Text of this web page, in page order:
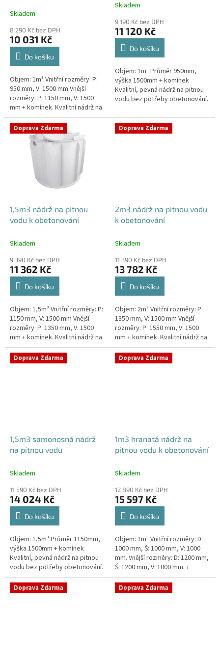
Skladem
8 290 Kč bez DPH
10 031 Kč
Do košíku
Objem: 1m³ Vnitřní rozměry: P:
950 mm, V: 1500 mm Vnější
rozměry: P: 1150 mm, V: 1500
mm + komínek. Kvalitní nádrž na
pitnou vodu pod parkovací
stání. Průměr a umístění všech...
Průměrné
produktu
je
5,0
hvězdiček.
Skladem
9 190 Kč bez DPH
11 120 Kč
Do košíku
Objem: 1m³ Průměr 950mm,
výška 1500mm + komínek
Kvalitní, pevná nádrž na pitnou
vodu bez potřeby obetonování.
prostupů pro potrubí a hadice
specifikujte...
Doprava Zdarma
1,5m3 nádrž na pitnou
vodu k obetonování
Skladem
9 390 Kč bez DPH
11 362 Kč
Do košíku
Objem: 1,5m³ Vnitřní rozměry: P:
1150 mm, V: 1500 mm Vnější
rozměry: P: 1350 mm, V: 1500
mm + komínek. Kvalitní nádrž na
pitnou vodu pod parkovací
stání. Průměr a umístění všech...
Doprava Zdarma
2m3 nádrž na pitnou vodu
k obetonování
Skladem
11 390 Kč bez DPH
13 782 Kč
Do košíku
Objem: 2m³ Vnitřní rozměry: P:
1350 mm, V: 1500 mm Vnější
rozměry: P: 1550 mm, V: 1500
mm + komínek. Kvalitní nádrž na
pitnou vodu pod parkovací
stání. Průměr a umístění všech...
Doprava Zdarma
1,5m3 samonosná nádrž
na pitnou vodu
Skladem
11 590 Kč bez DPH
14 024 Kč
Do košíku
Objem: 1,5m³ Průměr 1150mm,
výška 1500mm + komínek
Kvalitní, pevná nádrž na pitnou
vodu bez potřeby obetonování.
Průměr a umístění všech
prostupů pro potrubí a hadice...
Doprava Zdarma
1m3 hranatá nádrž na
pitnou vodu k obetonování
Skladem
12 890 Kč bez DPH
15 597 Kč
Do košíku
Objem: 1m³ Vnitřní rozměry: D:
1000 mm, Š: 1000 mm, V: 1000
mm. Vnější rozměry: D: 1200 mm,
Š: 1200 mm, V: 1000 mm. +
komínek. Kvalitní nádrž na pitnou
vodu pod parkovací...
Doprava Zdarma Doprava Zdarma